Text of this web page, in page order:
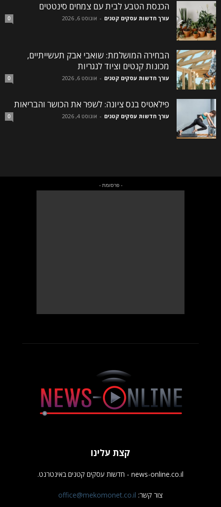
הכנסת הטבע לבית עם צמחים סינטטים
עורך חדשות עסקים קטנים - אוגוסט 6, 2026 0
הבחירה המושלמת: שואבי אבק תעשייתיים,
מכונות קנטים וציוד לנגריות
עורך חדשות עסקים קטנים - אוגוסט 6, 2026 0
פילאטיס בנס ציונה: לשפר את הכושר והבריאות
עורך חדשות עסקים קטנים - אוגוסט 4, 2026 0
- פרסומת -
קצת עלינו
news-online.co.il - חדשות עסקים קטנים באינטרנט.
צור קשר: office@mekomonet.co.il